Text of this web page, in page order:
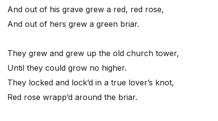
And out of his grave grew a red, red rose,
And out of hers grew a green briar.
They grew and grew up the old church tower,
Until they could grow no higher.
They locked and lock’d in a true lover’s knot,
Red rose wrapp’d around the briar.